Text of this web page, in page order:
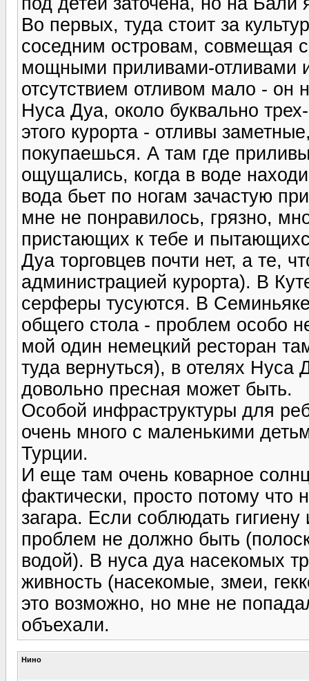
Во первых, туда стоит за
соседним островам, совмещая
мощными приливами-отливами
отсутствием отливом мало - он
Нуса Дуа, около буквально
этого курорта - отливы
покупаешься. А там где
ощущались, когда в воде
вода бьет по ногам зачастую
мне не понравилось, грязно,
пристающих к тебе и
Дуа торговцев почти нет, а те,
администрацией курорта). В
серферы тусуются. В
общего стола - проблем особо
мой один немецкий ресторан
туда вернуться), в отелях Нуса
довольно пресная может быть.
Особой инфраструктуры для
очень много с маленькими
Турции.
И еще там очень коварное
фактически, просто потому что
загара. Если соблюдать
проблем не должно быть
водой). В нуса дуа насекомых
живность (насекомые, змеи,
это возможно, но мне не
объехали.
Нино